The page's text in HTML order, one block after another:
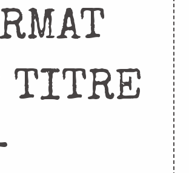
TITRE